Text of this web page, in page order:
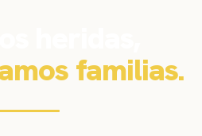
familias.